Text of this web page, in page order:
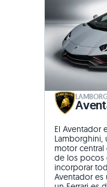
El Aventador
Lamborghini,
motor central
de los pocos
incorporar
Aventador es